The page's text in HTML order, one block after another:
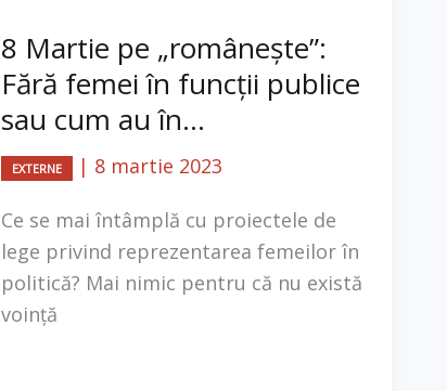
8 Martie pe „românește”:
Fără femei în funcții publice
sau cum au în...
EXTERNE | 8 martie 2023
​Ce se mai întâmplă cu proiectele de
lege privind reprezentarea femeilor în
politică? Mai nimic pentru că nu există
voință